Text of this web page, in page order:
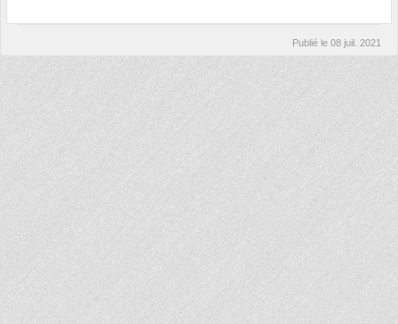
Publié le 08 juil. 2021